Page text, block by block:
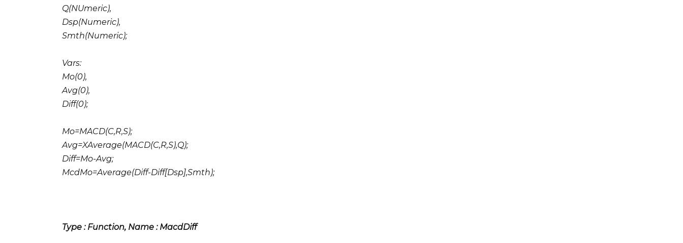
Q(NUmeric),
Dsp(Numeric),
Smth(Numeric);
Vars:
Mo(0),
Avg(0),
Diff(0);
Mo=MACD(C,R,S);
Avg=XAverage(MACD(C,R,S),Q);
Diff=Mo-Avg;
McdMo=Average(Diff-Diff[Dsp],Smth);
Type : Function, Name : MacdDiff